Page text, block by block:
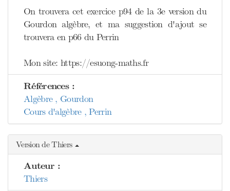
On trouvera cet exercice p94 de la 3e version du
Gourdon algèbre, et ma suggestion d'ajout se
trouvera en p66 du Perrin
Mon site: https://esuong-maths.fr
Références :
Algèbre , Gourdon
Cours d'algèbre , Perrin
Version de Thiers
Auteur :
Thiers